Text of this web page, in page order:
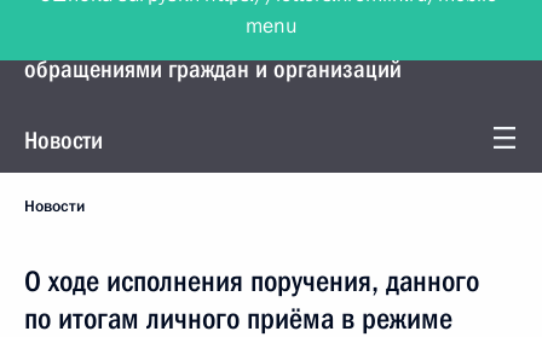
Управление Президента по работе с
обращениями граждан и организаций
Новости
Новости
О ходе исполнения поручения, данного
по итогам личного приёма в режиме
menu